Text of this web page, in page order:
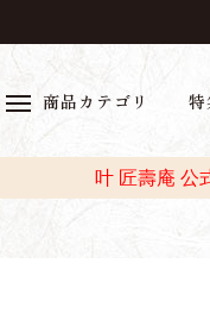
商品カテゴリ 特
叶 匠壽庵 公